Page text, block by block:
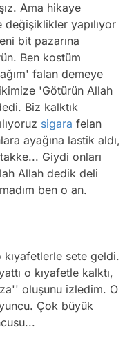
Ama hikaye
yapılıyor
bit pazarına
Ben kostüm
falan demeye
'Götürün Allah
Biz kalktık
sigara felan
ayağına lastik aldı,
Giydi onları
Allah dedik deli
ben o an.
sete geldi.
o kıyafetle kalktı,
oluşunu izledim. O
Çok büyük